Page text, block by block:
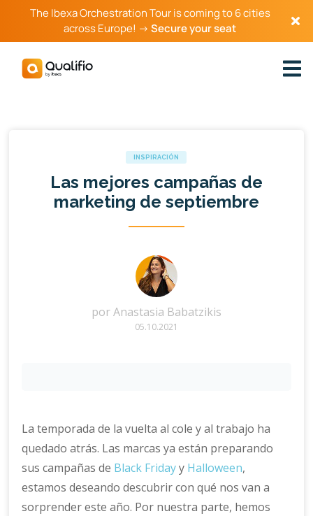
The Ibexa Orchestration Tour is coming to 6 cities
across Europe! →Secure your seat
INSPIRACIÓN
Las mejores campañas de
marketing de septiembre
porAnastasia Babatzikis
05.10.2021
La temporada de la vuelta al cole y al trabajo ha
quedado atrás. Las marcas ya están preparando
sus campañas de Black Fridayy Halloween,
estamos deseando descubrir con qué nos van a
sorprender este año. Por nuestra parte, hemos